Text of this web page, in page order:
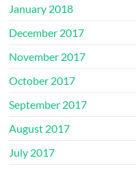
January 2018
December 2017
November 2017
October 2017
September 2017
August 2017
July 2017